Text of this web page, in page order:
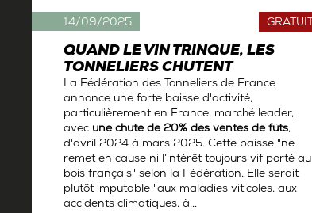
QUAND LE VIN TRINQUE, LES
TONNELIERS CHUTENT
GRATUIT
La Fédération des Tonneliers de France
annonce une forte baisse d'activité,
particulièrement en France, marché leader,
avec une chute de 20% des ventes de fûts,
d'avril 2024 à mars 2025. Cette baisse "ne
remet en cause ni l’intérêt toujours vif porté au
bois français" selon la Fédération. Elle serait
plutôt imputable "aux maladies viticoles, aux
accidents climatiques, à...
14/09/2025